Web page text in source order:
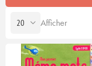
Afficher